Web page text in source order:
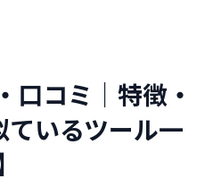
コミ｜特徴・
いるツール一